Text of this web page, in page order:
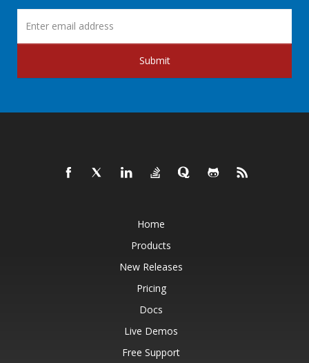
Submit
Home
Products
New Releases
Pricing
Docs
Live Demos
Free Support